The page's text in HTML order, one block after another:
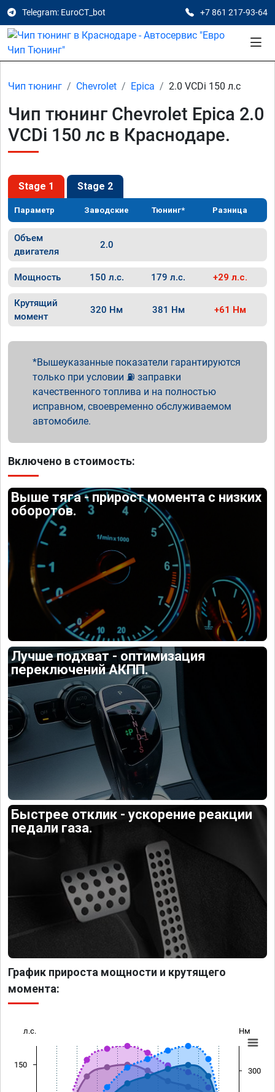
Telegram: EuroCT_bot +7 861 217-93-64
Чип тюнинг Chevrolet Epica 2.0 VCDi 150 л.с
Чип тюнинг Chevrolet Epica 2.0
VCDi 150 лс в Краснодаре.
Stage 1 Stage 2
Параметр Заводские Тюнинг* Разница
Объем
двигателя
2.0
Мощность 150 л.с. 179 л.с. +29 л.с.
Крутящий
момент
320 Нм 381 Нм +61 Нм
Вышеуказанные показатели гарантируются
только при условии ⛽ заправки
качественного топлива и на полностью
исправном, своевременно обслуживаемом
автомобиле.
Включено в стоимость:
Выше тяга - прирост момента с низких
оборотов.
Лучше подхват - оптимизация
переключений АКПП.
Быстрее отклик - ускорение реакции
педали газа.
График прироста мощности и крутящего
момента:
л.с. Нм
150
300